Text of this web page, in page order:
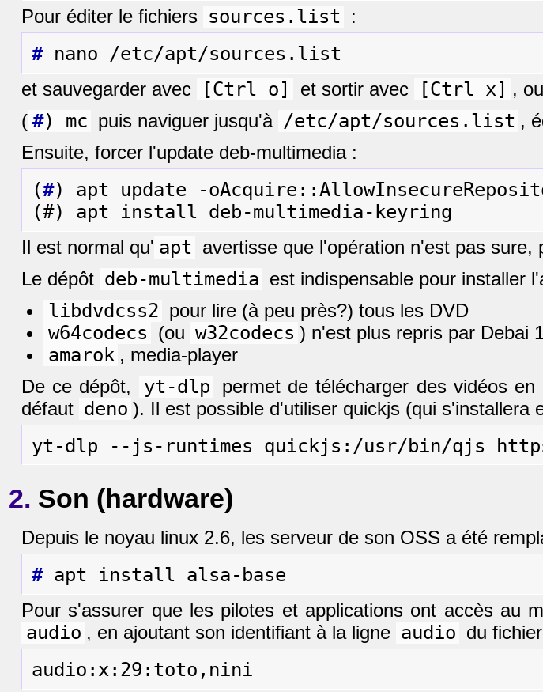
Pour éditer le fichiers sources.list :
#
et sauvegarder avec [Ctrl o] et sortir avec [Ctrl x] ,
( #) mc puis naviguer jusqu'à /etc/apt/sources.list ,
Ensuite, forcer l'update deb-multimedia :
(#) apt update -
Il est normal qu' apt avertisse que l'opération n'est pas
Le dépôt deb-multimedia est indispensable pour installer
libdvdcss2 pour lire (à peu près?) tous les DVD
w64codecs (ou w32codecs ) n'est plus repris par Debai
amarok , media-player
De ce dépôt,
yt-dlp
permet de télécharger des vidéos
défaut deno ). Il est possible d'utiliser quickjs (qui s'installera
2. Son (hardware)
Depuis le noyau linux 2.6, les serveur de son OSS a été
#
Pour s'assurer que les pilotes et applications ont accès au
audio , en ajoutant son identifiant à la ligne audio du fichier